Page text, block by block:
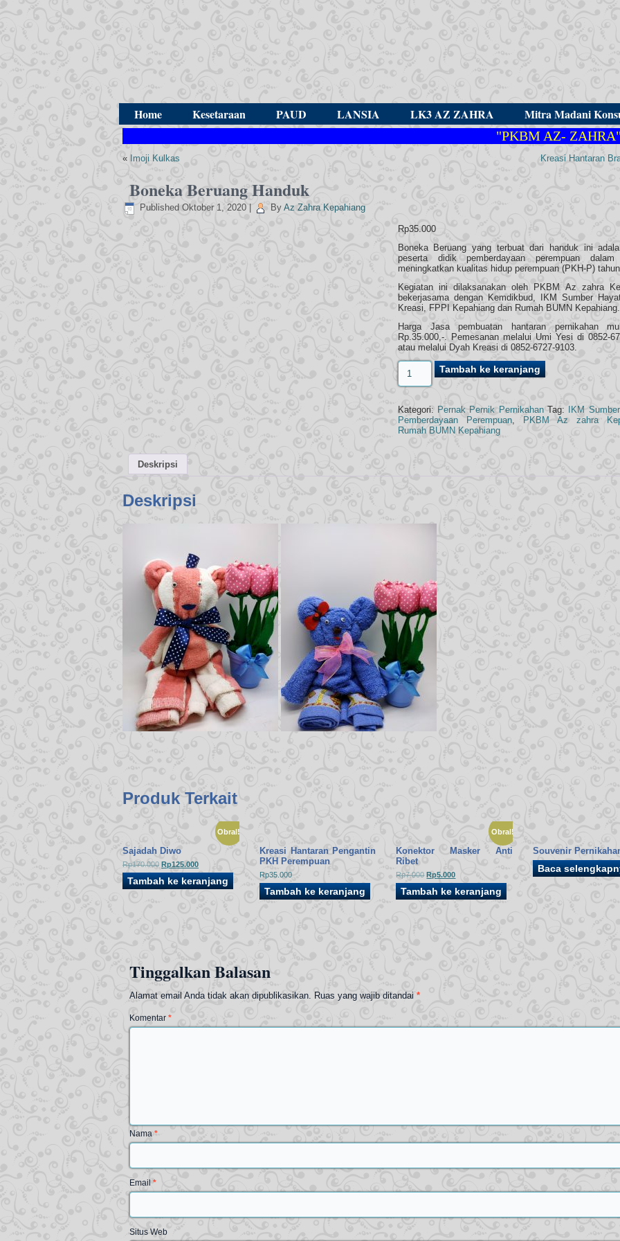
Home Kesetaraan PAUD LANSIA LK3 AZ ZAHRA Mitra Madani
"PKBM AZ- ZAHRA"
« Imoji Kulkas Kreasi Hantaran
Boneka Beruang Handuk
Published Oktober 1, 2020 By Az Zahra Kepahiang
Rp35.000
Boneka Beruang yang terbuat dari handuk ini
peserta didik pemberdayaan perempuan dalam
meningkatkan kualitas hidup perempuan (PKH-P)
Kegiatan ini dilaksanakan oleh PKBM Az zahra
bekerjasama dengan Kemdikbud, IKM Sumber
Kreasi, FPPI Kepahiang dan Rumah BUMN Kepahiang.
Harga Jasa pembuatan hantaran pernikahan
Rp.35.000,-. Pemesanan melalui Umi Yesi di 0852-
atau melalui Dyah Kreasi di 0852-6727-9103.
Kuantitas
Boneka
Beruang
Tambah ke keranjang
Kategori: Pernak Pernik Pernikahan Tag:
IKM
Pemberdayaan Perempuan,
PKBM Az zahra
Rumah BUMN Kepahiang
Deskripsi
Deskripsi
Produk Terkait
Obral!
Sajadah Diwo
Rp170.000 Harga
aslinya
adalah:
Rp170.000.
Rp125.000Harga
saat
ini
adalah:
Tambah ke keranjang
Kreasi Hantaran Pengantin
PKH Perempuan
Rp35.000
Tambah ke keranjang
Obral!
Konektor Masker Anti
Ribet
Rp7.000 Harga
aslinya
adalah:
Rp7.000.
Rp5.000Harga
saat
ini
adalah:
Tambah ke keranjang
Souvenir
Baca
Tinggalkan Balasan
Alamat email Anda tidak akan dipublikasikan. Ruas yang wajib ditandai *
Komentar *
Nama *
Email *
Situs Web